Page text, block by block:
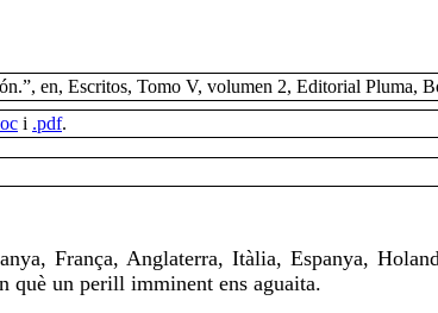
en, Escritos, Tomo V, volumen 2, Editorial Pluma,
i .pdf.
França, Anglaterra, Itàlia, Espanya,
què un perill imminent ens aguaita.